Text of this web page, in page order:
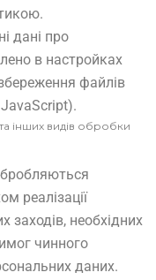
дані про
в настройках
файлів
JavaScript).
інших видів обробки
реалізації
заходів, необхідних
чинного
даних.